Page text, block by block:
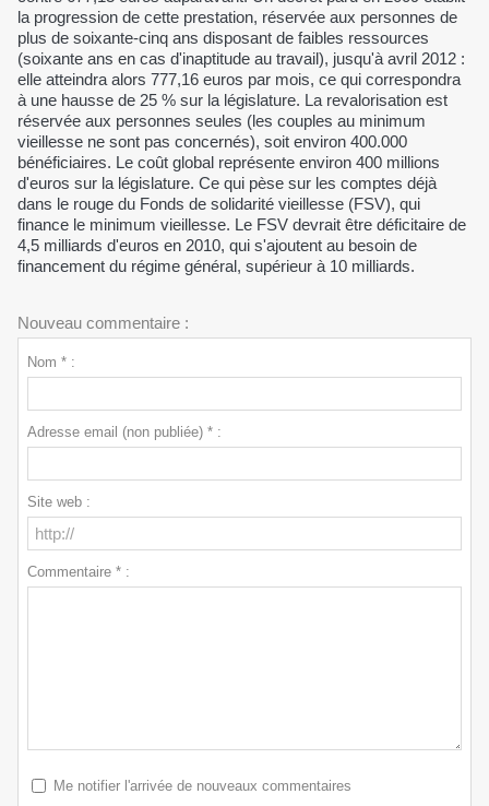
la progression de cette prestation, réservée aux personnes de
plus de soixante-cinq ans disposant de faibles ressources
(soixante ans en cas d'inaptitude au travail), jusqu'à avril 2012 :
elle atteindra alors 777,16 euros par mois, ce qui correspondra
à une hausse de 25 % sur la législature. La revalorisation est
réservée aux personnes seules (les couples au minimum
vieillesse ne sont pas concernés), soit environ 400.000
bénéficiaires. Le coût global représente environ 400 millions
d'euros sur la législature. Ce qui pèse sur les comptes déjà
dans le rouge du Fonds de solidarité vieillesse (FSV), qui
finance le minimum vieillesse. Le FSV devrait être déficitaire de
4,5 milliards d'euros en 2010, qui s'ajoutent au besoin de
financement du régime général, supérieur à 10 milliards.
Nouveau commentaire :
Nom * :
Adresse email (non publiée) * :
Site web :
Commentaire * :
Me notifier l'arrivée de nouveaux commentaires